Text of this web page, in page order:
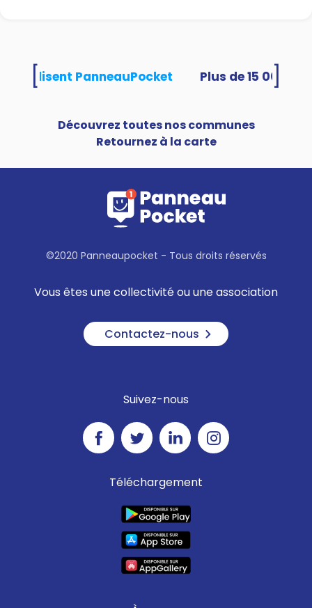
utilisent PanneauPocket
Découvrez toutes nos communes
Retournez à la carte
©2020 Panneaupocket - Tous droits réservés
Vous êtes une collectivité ou une association
Contactez-nous
Suivez-nous
Téléchargement